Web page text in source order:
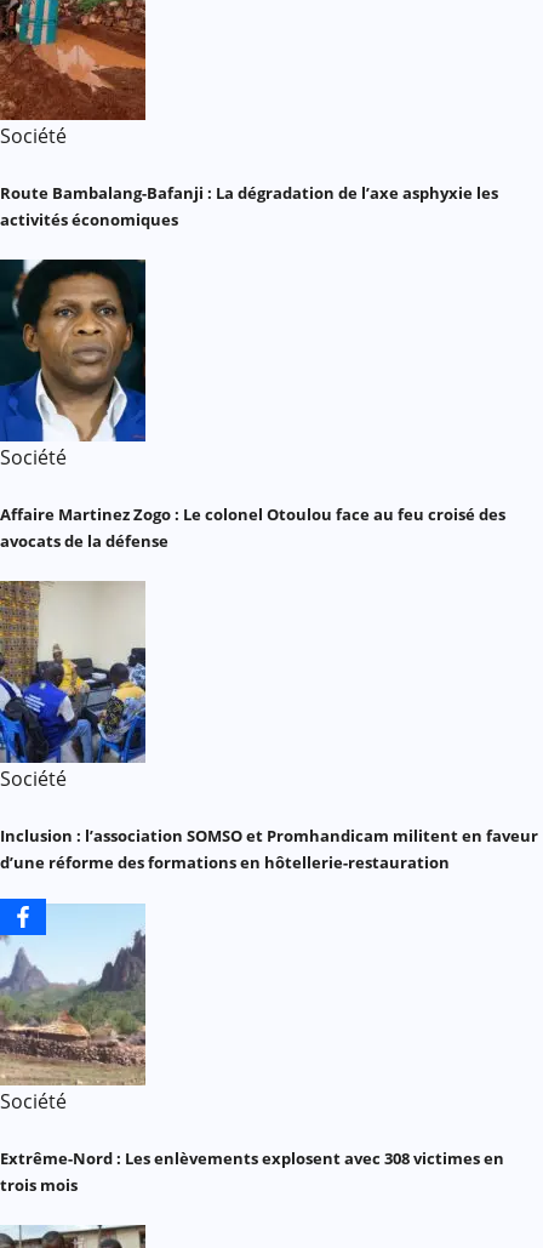
Société
Route Bambalang-Bafanji : La dégradation de l’axe asphyxie les
activités économiques
Société
Affaire Martinez Zogo : Le colonel Otoulou face au feu croisé des
avocats de la défense
Société
Inclusion : l’association SOMSO et Promhandicam militent en faveur
d’une réforme des formations en hôtellerie-restauration
Société
Extrême-Nord : Les enlèvements explosent avec 308 victimes en
trois mois